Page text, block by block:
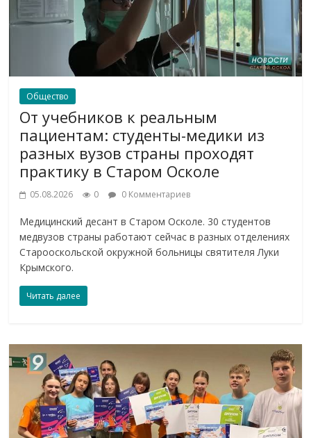
Общество
От учебников к реальным
пациентам: студенты-медики из
разных вузов страны проходят
практику в Старом Осколе
05.08.2026 0 0 Комментариев
Медицинский десант в Старом Осколе. 30 студентов
медвузов страны работают сейчас в разных отделениях
Старооскольской окружной больницы святителя Луки
Крымского.
Читать далее